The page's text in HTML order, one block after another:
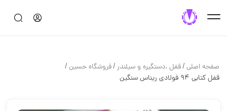
صفحه اصلی/قفل ،دستگيره و سيلندر/فروشگاه حسین/
قفل کتابی 94 فولادی ریناس سنگین